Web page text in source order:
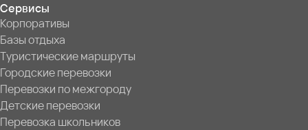
Сервисы
Корпоративы
Базы отдыха
Туристические маршруты
Городские перевозки
Перевозки по межгороду
Детские перевозки
Перевозка школьников